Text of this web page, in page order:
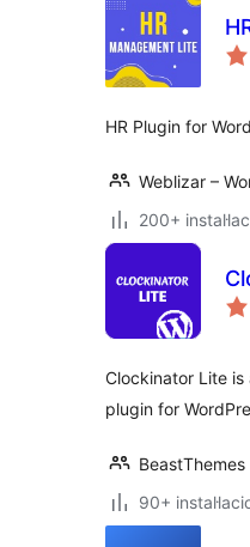
HR Plugin for
Weblizar –
200+
Clockinator Lite
plugin for
BeastThemes
90+